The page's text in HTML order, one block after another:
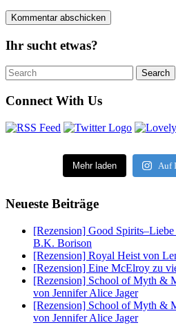
Ihr sucht etwas?
Search
for:
Search
Connect With Us
Mehr laden Auf
Neueste Beiträge
[Rezension] Good
B.K. Borison
[Rezension] Royal Heist von
[Rezension] Eine McElroy zu
[Rezension] School of Myth &
von Jennifer Alice Jager
[Rezension] School of Myth &
von Jennifer Alice Jager